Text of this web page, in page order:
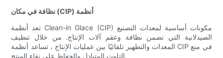
نظافة في مكان (CIP) أنظمة
تعد أنظمة Clean-in Glace (CIP) مكونات أساسية لمعدات التصنيع
الصيدلانية التي تضمن نظافة وعقم آلات الإنتاج. من خلال تنظيف
المعدات والتطهير تلقائيًا بين عمليات الإنتاج ، تساعد أنظمة CIP في منع
التلوث المتبادل والحفاظ على نقاء المنتج.